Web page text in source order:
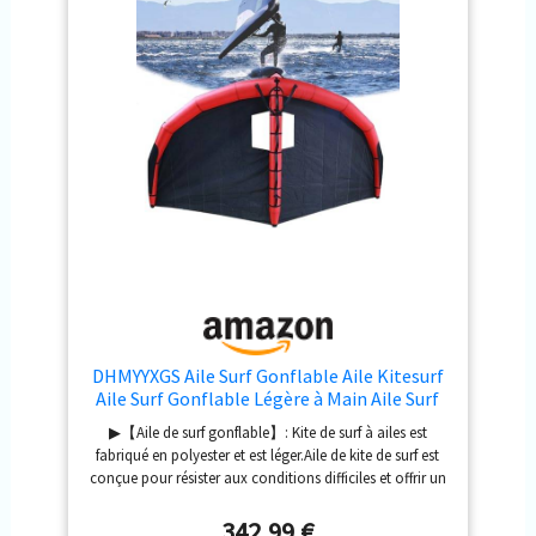
modèle) et emballée dans le sac de voyage inclus. 4㎡/5
㎡/6㎡ de surface de voile lui permettent de capturer
parfaitement le vent du large et de le convertir en élan
vers l'avant, vous permettant de surfer à votre guise ▶
【PORTABLE ET GAIN D'ESPACE】: La conception
gonflable est légère et est livrée avec un sac à dos pour
un rangement et un transport faciles sans prendre trop
de place. Plusieurs poignées confortables permettent à
différentes personnes de trouver facilement une prise
confortable ▶【UTILISATION MULTI-USAGES】 : profitez
et de vivre des aventures de surf palpitantes tout au long
de l'année.
DHMYYXGS Aile Surf Gonflable Aile Kitesurf
Aile Surf Gonflable Légère à Main Aile Surf
Gonflable Planche Surf Gonflable Wind
Wingfoil avec Hydroptèr 4㎡
▶【Aile de surf gonflable】: Kite de surf à ailes est
fabriqué en polyester et est léger.Aile de kite de surf est
conçue pour résister aux conditions difficiles et offrir un
ouverte】: Une caractéristique ingénieuse du kite de surf